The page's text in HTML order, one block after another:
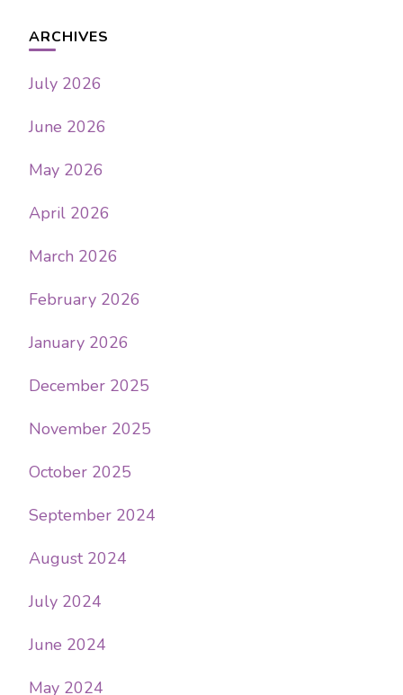
ARCHIVES
July 2026
June 2026
May 2026
April 2026
March 2026
February 2026
January 2026
December 2025
November 2025
October 2025
September 2024
August 2024
July 2024
June 2024
May 2024